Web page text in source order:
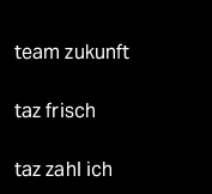
team zukunft
taz frisch
taz zahl ich